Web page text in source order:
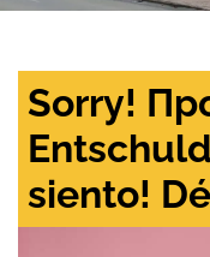
Sorry!
siento!